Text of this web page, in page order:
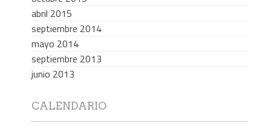
abril 2015
septiembre 2014
mayo 2014
septiembre 2013
junio 2013
CALENDARIO